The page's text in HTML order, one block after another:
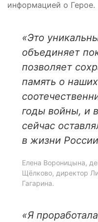
информацией о Герое.
«Это
объединяет
позволяет
память о наших
годы войны, и
сейчас
в жизни
Елена Вороницына,
Щёлково, директор
Гагарина.
«Я